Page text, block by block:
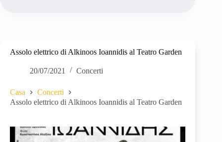
Assolo elettrico di Alkinoos Ioannidis al Teatro Garden
20/07/2021 Concerti
Casa
Concerti
Assolo elettrico di Alkinoos Ioannidis al Teatro Garden